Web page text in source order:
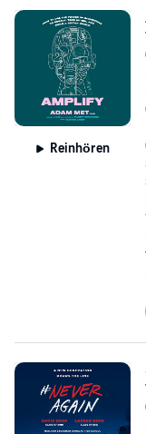
Reinhören